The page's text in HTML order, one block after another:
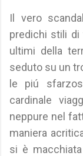
Il vero
predichi stili di
ultimi della
seduto su un
le piú
cardinale
neppure nel
maniera
si è